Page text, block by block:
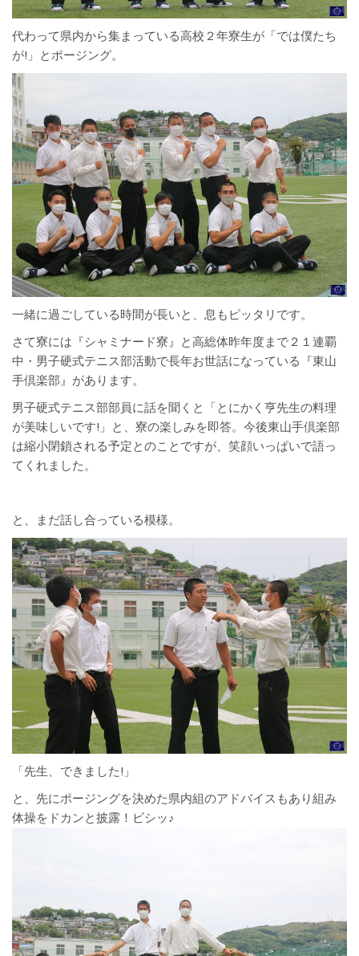
代わって県内から集まっている高校２年寮生が「では僕たち
が!」とポージング。
一緒に過ごしている時間が長いと、息もピッタリです。
さて寮には『シャミナード寮』と高総体昨年度まで２１連覇
中・男子硬式テニス部活動で長年お世話になっている『東山
手倶楽部』があります。
男子硬式テニス部部員に話を聞くと「とにかく亨先生の料理
が美味しいです!」と、寮の楽しみを即答。今後東山手倶楽部
は縮小閉鎖される予定とのことですが、笑顔いっぱいで語っ
てくれました。
と、まだ話し合っている模様。
「先生、できました!」
と、先にポージングを決めた県内組のアドバイスもあり組み
体操をドカンと披露！ビシッ♪